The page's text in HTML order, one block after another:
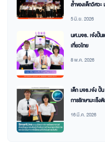
ล้ำของเด็กวิศวะ
5 มิ.ย. 2026
นศ.มจธ. เจ๋งปั้น
เที่ยวไทย
8 พ.ค. 2026
เด็ก มจธ.เจ๋ง ปั้
การรักษามะเร็ง
16 มี.ค. 2026